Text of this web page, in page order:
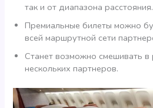
так и от диапазона расстояния.
Премиальные билеты можно
всей маршрутной сети
Станет возможно смешивать
нескольких партнеров.